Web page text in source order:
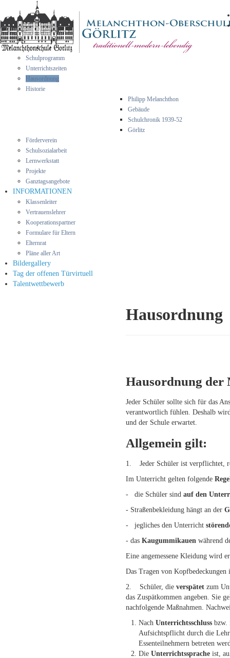
Schulprogramm
Unterrichtszeiten
Hausordnung
Historie
Philipp Melanchthon
Gebäude
Schulchronik 1939-52
Görlitz
Förderverein
Schulsozialarbeit
Lernwerkstatt
Projekte
Ganztagsangebote
INFORMATIONEN
Klassenleiter
Vertrauenslehrer
Kooperationspartner
Formulare für Eltern
Elternrat
Pläne aller Art
Bildergallery
Tag der offenen Türvirtuell
Talentwettbewerb
Hausordnung
Hausordnung der
Jeder Schüler sollte sich für das
verantwortlich fühlen. Deshalb
und der Schule erwartet.
Allgemein gilt:
1. Jeder Schüler ist verpflichtet,
Im Unterricht gelten folgende
- die Schüler sindauf den
- Straßenbekleidung hängt an der
- jegliches den Unterricht
- dasKaugummikauen während
Eine angemessene Kleidung wird
Das Tragen von
2. Schüler, dieverspätet zum
das Zuspätkommen angeben. Sie
nachfolgende Maßnahmen.
NachUnterrichtsschluss bzw.
Aufsichtspflicht durch die
Essenteilnehmern betreten
DieUnterrichtssprache ist,